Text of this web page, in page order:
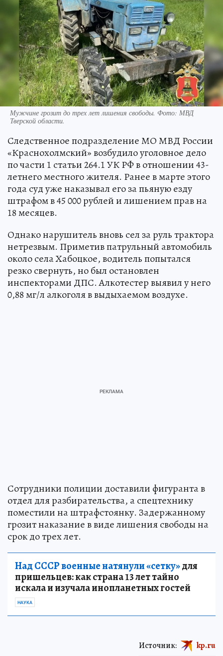
Мужчине грозит до трех лет лишения свободы. Фото: МВД
Тверской области.
Следственное подразделение МО МВД России
«Краснохолмский» возбудило уголовное дело
по части 1 статьи 264.1 УК РФ в отношении 43-
летнего местного жителя. Ранее в марте этого
года суд уже наказывал его за пьяную езду
штрафом в 45 000 рублей и лишением прав на
18 месяцев.
Однако нарушитель вновь сел за руль трактора
нетрезвым. Приметив патрульный автомобиль
около села Хабоцкое, водитель попытался
резко свернуть, но был остановлен
инспекторами ДПС. Алкотестер выявил у него
0,88 мг/л алкоголя в выдыхаемом воздухе.
Сотрудники полиции доставили фигуранта в
отдел для разбирательства, а спецтехнику
поместили на штрафстоянку. Задержанному
грозит наказание в виде лишения свободы на
срок до трех лет.
Над СССР военные натянули «сетку»для
пришельцев: как страна 13 лет тайно
искала и изучала инопланетных гостей
НАУКА
Источник: kp.ru